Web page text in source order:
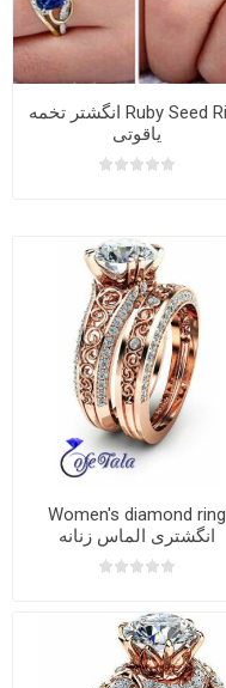
Ruby Seed Ring انگشتر تخمه
یاقوتی
Women's diamond ring
انگشتری الماس زنانه